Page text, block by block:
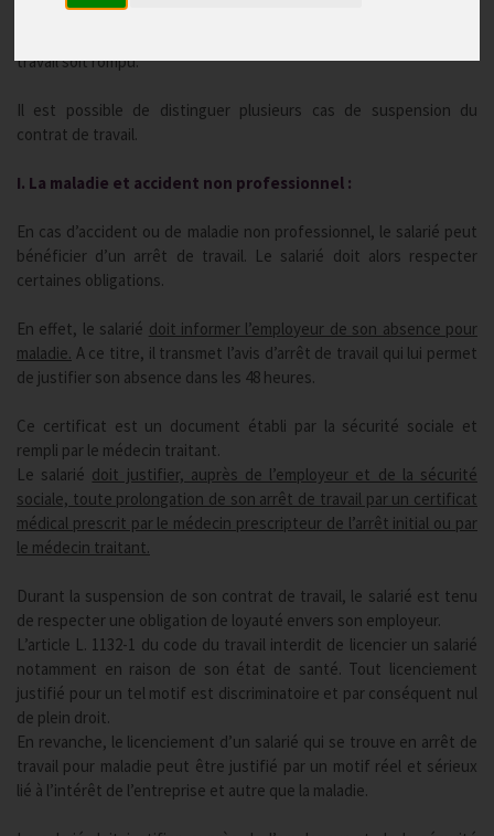
travail, (la fourniture d’un travail, le paiement du salaire
travail soit rompu.
Il est possible de distinguer plusieurs cas de suspension du
contrat de travail.
I. La maladie et accident non professionnel :
En cas d’accident ou de maladie non professionnel, le salarié peut
bénéficier d’un arrêt de travail. Le salarié doit alors respecter
certaines obligations.
En effet, le salarié doit informer l’employeur de son absence pour
maladie. A ce titre, il transmet l’avis d’arrêt de travail qui lui permet
de justifier son absence dans les 48 heures.
Ce certificat est un document établi par la sécurité sociale et
rempli par le médecin traitant.
Le salarié doit justifier, auprès de l’employeur et de la sécurité
sociale, toute prolongation de son arrêt de travail par un certificat
médical prescrit par le médecin prescripteur de l’arrêt initial ou par
le médecin traitant.
Durant la suspension de son contrat de travail, le salarié est tenu
de respecter une obligation de loyauté envers son employeur.
L’article L. 1132-1 du code du travail interdit de licencier un salarié
notamment en raison de son état de santé. Tout licenciement
justifié pour un tel motif est discriminatoire et par conséquent nul
de plein droit.
En revanche, le licenciement d’un salarié qui se trouve en arrêt de
travail pour maladie peut être justifié par un motif réel et sérieux
lié à l’intérêt de l’entreprise et autre que la maladie.